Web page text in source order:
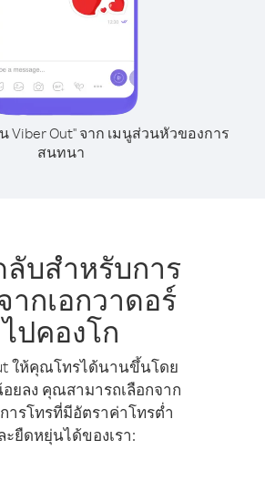
Viber Out" จาก เมนูส่วนหัวของการ
สนทนา
ลับสำหรับการ
ากเอกวาดอร์
ไปคองโก
ให้คุณโทรได้นานขึ้นโดย
อยลง คุณสามารถเลือกจาก
ารโทรที่มีอัตราค่าโทรต่ำ
ะยืดหยุ่นได้ของเรา: